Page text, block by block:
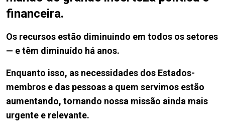
financeira.
Os recursos estão diminuindo em todos os setores
— e têm diminuído há anos.
Enquanto isso, as necessidades dos Estados-
membros e das pessoas a quem servimos estão
aumentando, tornando nossa missão ainda mais
urgente e relevante.